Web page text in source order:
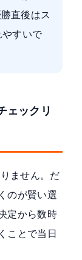
直後はス
すいで
ェックリ
ません。だ
のが賢い選
定から数時
ことで当日